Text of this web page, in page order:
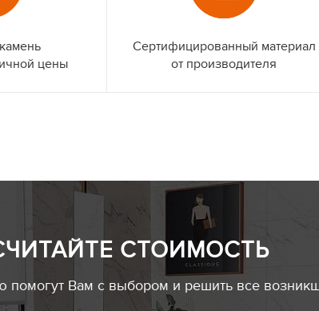
цены
Сертифицированный материал
от производителя
СТОИМОСТЬ
Вам с выбором и решить все